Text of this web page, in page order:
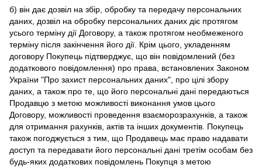
б) він дає дозвіл на збір, обробку та передачу персональних
даних, дозвіл на обробку персональних даних діє протягом
усього терміну дії Договору, а також протягом необмеженого
терміну після закінчення його дії. Крім цього, укладенням
договору Покупець підтверджує, що він повідомлений (без
додаткового повідомлення) про права, встановлених Законом
України "Про захист персональних даних", про цілі збору
даних, а також про те, що його персональні дані передаються
Продавцю з метою можливості виконання умов цього
Договору, можливості проведення взаєморозрахунків, а також
для отримання рахунків, актів та інших документів. Покупець
також погоджується з тим, що Продавець має право надавати
доступ та передавати його персональні дані третім особам без
будь-яких додаткових повідомлень Покупця з метою